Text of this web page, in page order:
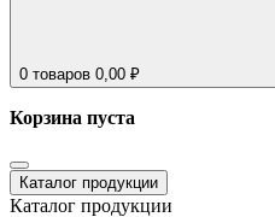
0 товаров 0,00 ₽
Корзина пуста
Каталог продукции
Каталог продукции